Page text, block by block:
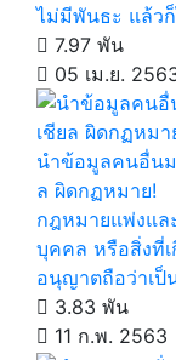
ไม่มีพันธะ แล้ว
7.97 พัน
05 เม.ย.
นำข้อมูลคนอื่นม
ล ผิดกฏหมาย!
กฎหมายแพ่งแล
บุคคล หรือสิ่งที่
อนุญาตถือว่าเป็
3.83 พัน
11 ก.พ. 2563